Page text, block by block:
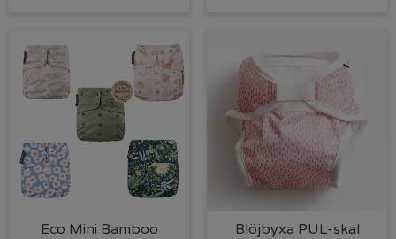
Eco Mini Bamboo
Blöjbyxa PUL-skal